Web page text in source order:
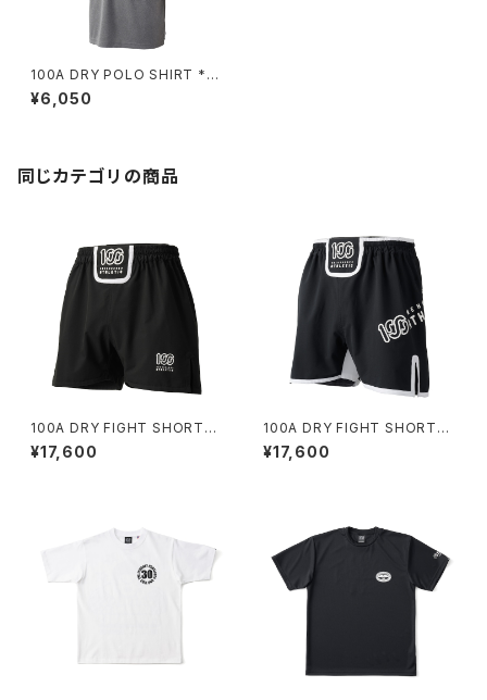
100A DRY POLO SHIRT *wi
th POCKET
¥6,050
同じカテゴリの商品
100A DRY FIGHT SHORTS
*Type-B
¥17,600
100A DRY FIGHT SHORTS
*Type-A
¥17,600